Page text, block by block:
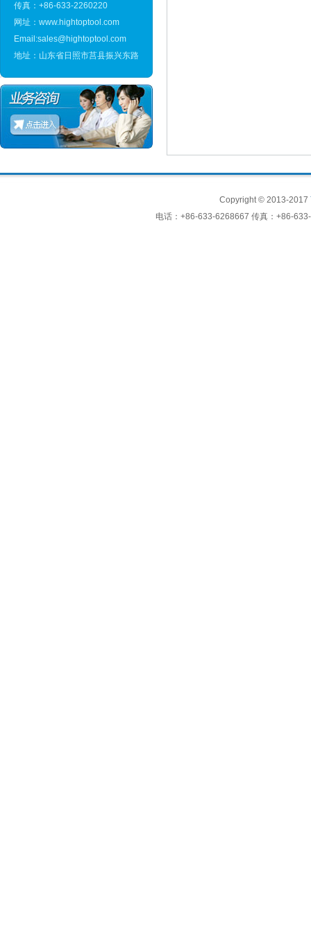
传真：+86-633-2260220
网址：www.hightoptool.com
Email:sales@hightoptool.com
地址：山东省日照市莒县振兴东路
Copyright © 2013-2017
电话：+86-633-6268667 传真：+86-